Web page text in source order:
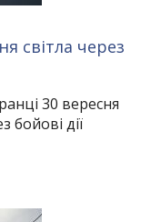
світла через
30 вересня
бойові дії